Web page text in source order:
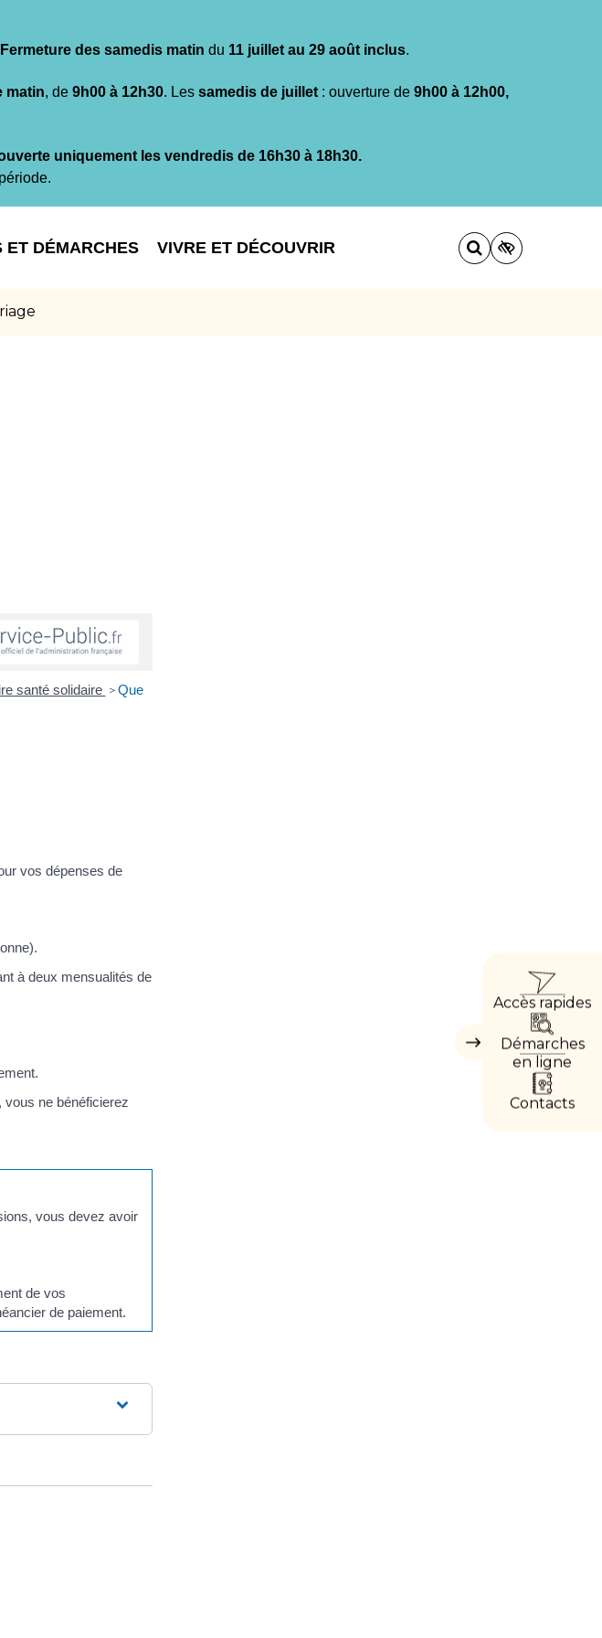
Fermeture des samedis matin du 11 juillet au 29 août inclus.
matin, de 9h00 à 12h30. Les samedis de juillet : ouverture de 9h00 à 12h00,
uniquement les vendredis de 16h30 à 18h30.
ET DÉMARCHES VIVRE ET DÉCOUVRIR
Masquer
Accès rapides
Démarches
en ligne
Contacts
santé solidaire > Que
vos dépenses de
à deux mensualités de
ne bénéficierez
vous devez avoir
de vos
de paiement.